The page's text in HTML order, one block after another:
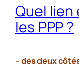
Quel lien
les PPP ?
– des deux